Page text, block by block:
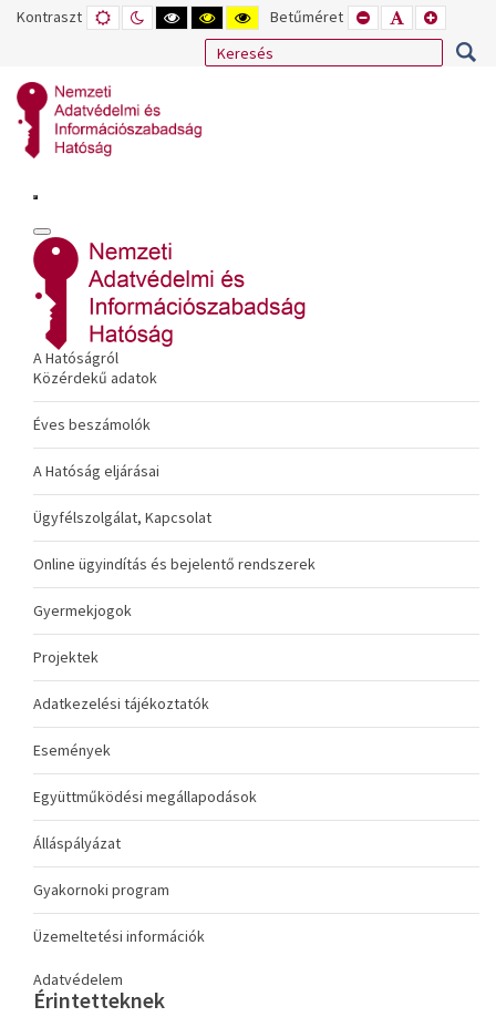
Kontraszt ALAPÉRTELMEZETT
MÓD
ÉJSZAKAI
MÓD
NAGY
KONTRASZTÚ
FEKETE-
FEHÉR
NAGY
KONTRASZTÚ
FEKETE
SÁRGA
NAGY
KONTRASZTÚ
SÁRGA
FEKETE
Betűméret KISEBB
BETŰTÍPUS
BEÁLLÍTÁSA
BETŰMÉRET
BEÁLLÍTÁSA
A Hatóságról
Közérdekű adatok
Éves beszámolók
A Hatóság eljárásai
Ügyfélszolgálat, Kapcsolat
Online ügyindítás és bejelentő rendszerek
Gyermekjogok
Projektek
Adatkezelési tájékoztatók
Események
Együttműködési megállapodások
Álláspályázat
Gyakornoki program
Üzemeltetési információk
Adatvédelem
Érintetteknek